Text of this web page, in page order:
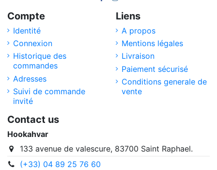
Compte
Identité
Connexion
Historique des
commandes
Adresses
Suivi de commande
invité
Liens
A propos
Mentions légales
Livraison
Paiement sécurisé
Conditions generale de
vente
Contact us
Hookahvar
133 avenue de valescure, 83700 Saint Raphael.
(+33) 04 89 25 76 60